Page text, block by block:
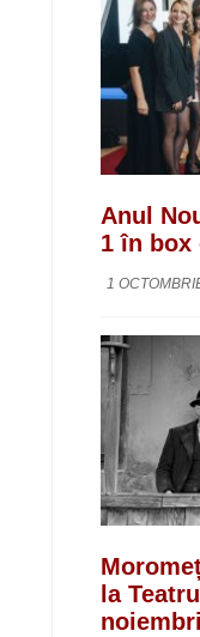
Anul
1 în box
1
la